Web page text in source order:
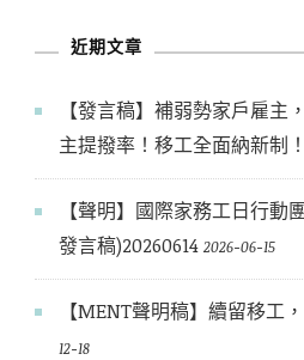
近期文章
【發言稿】補弱勢家戶雇主
主提撥率！移工全面納新制
【聲明】國際家務工日行動
發言稿)20260614 2026-06-15
【MENT聲明稿】續留移工
12-18